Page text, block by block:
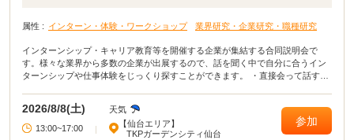
属性 : インターン・体験・ワークショップ 業界研究・企業研究・職種研究
インターンシップ・キャリア教育等を開催する企業が集結する合同説明会で
す。様々な業界から多数の企業が出展するので、話を聞く中で自分に合うイン
ターンシップや仕事体験をじっくり探すことができます。 ・直接会って話すこ
る！ ・周囲の学生の雰囲気が分かり意識が高まる！
2026/8/8(土)
天気
13:00~17:00
|
【仙台エリア】
TKPガーデンシティ仙台
参加